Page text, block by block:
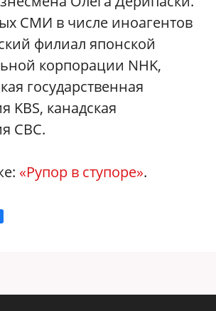
СМИ в числе иноагентов
филиал японской
корпорации NHK,
государственная
KBS, канадская
CBC.
«Рупор в ступоре».